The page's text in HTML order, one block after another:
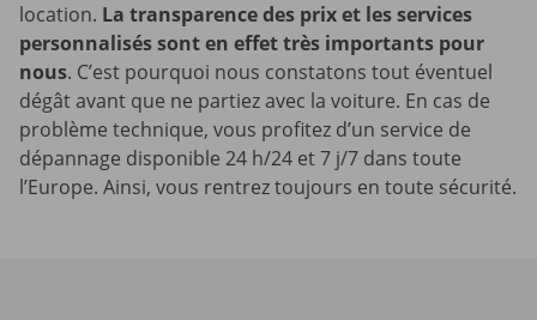
location. La transparence des prix et les services
personnalisés sont en effet très importants pour
nous. C’est pourquoi nous constatons tout éventuel
dégât avant que ne partiez avec la voiture. En cas de
problème technique, vous profitez d’un service de
dépannage disponible 24 h/24 et 7 j/7 dans toute
l’Europe. Ainsi, vous rentrez toujours en toute sécurité.